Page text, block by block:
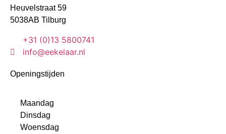
Heuvelstraat 59
5038AB Tilburg
+31 (0)13 5800741
info@eekelaar.nl
Openingstijden
Maandag
Dinsdag
Woensdag